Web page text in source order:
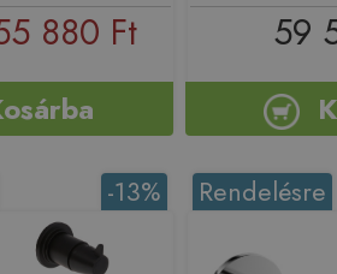
880 Ft 59
-13% Rendelésre